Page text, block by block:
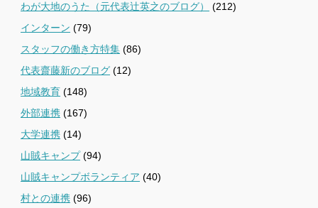
わが大地のうた（元代表辻英之のブログ）
(212)
インターン (79)
スタッフの働き方特集 (86)
代表齋藤新のブログ (12)
地域教育 (148)
外部連携 (167)
大学連携 (14)
山賊キャンプ(94)
山賊キャンプボランティア (40)
村との連携 (96)